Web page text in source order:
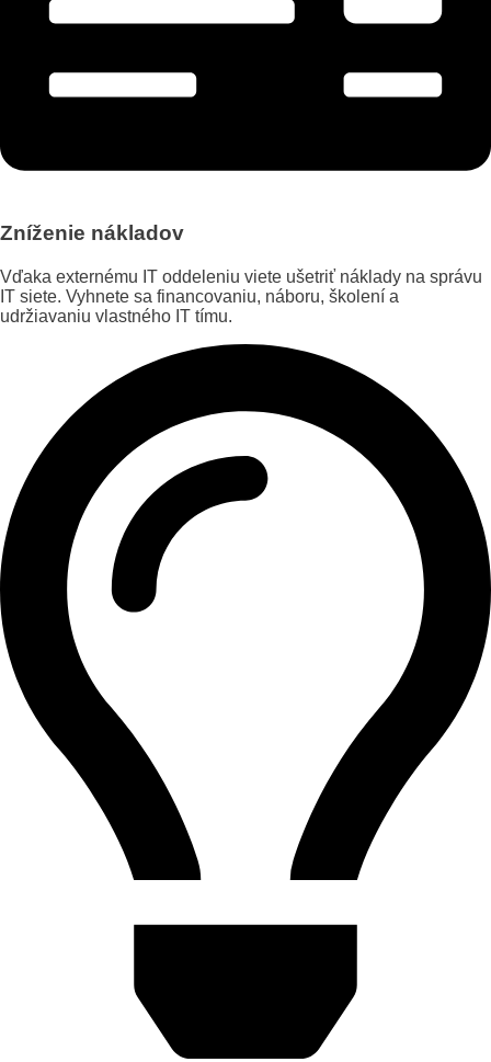
Zníženie nákladov
Vďaka externému IT oddeleniu viete ušetriť náklady na správu
IT siete. Vyhnete sa financovaniu, náboru, školení a
udržiavaniu vlastného IT tímu.